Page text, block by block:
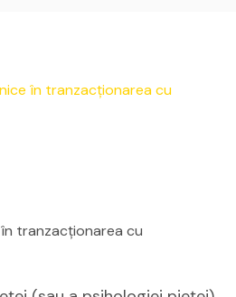
tranzacționarea cu